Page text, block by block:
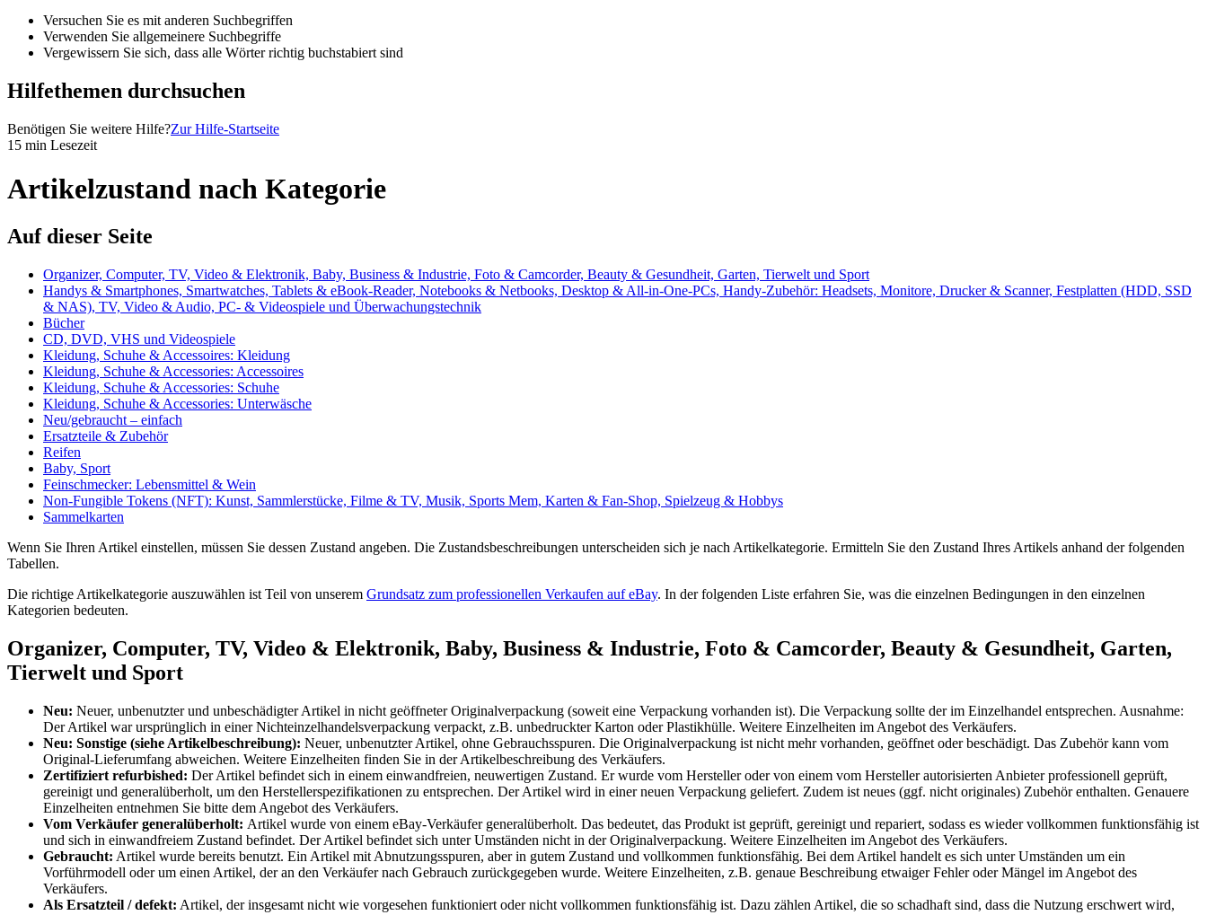
Versuchen Sie es mit anderen Suchbegriffen
Verwenden Sie allgemeinere Suchbegriffe
Vergewissern Sie sich, dass alle Wörter richtig buchstabiert sind
Hilfethemen durchsuchen
Benötigen Sie weitere Hilfe?Zur Hilfe-Startseite
15 min Lesezeit
Artikelzustand nach Kategorie
Auf dieser Seite
Organizer, Computer, TV, Video & Elektronik, Baby, Business & Industrie, Foto & Camcorder, Beauty & Gesundheit, Garten, Tierwelt und Sport
Handys & Smartphones, Smartwatches, Tablets & eBook-Reader, Notebooks & Netbooks, Desktop & All-in-One-PCs, Handy-Zubehör: Headsets, Monitore, Drucker & Scanner, Festplatten (HDD, SSD
& NAS), TV, Video & Audio, PC- & Videospiele und Überwachungstechnik
Bücher
CD, DVD, VHS und Videospiele
Kleidung, Schuhe & Accessoires: Kleidung
Kleidung, Schuhe & Accessories: Accessoires
Kleidung, Schuhe & Accessories: Schuhe
Kleidung, Schuhe & Accessories: Unterwäsche
Neu/gebraucht – einfach
Ersatzteile & Zubehör
Reifen
Baby, Sport
Feinschmecker: Lebensmittel & Wein
Non-Fungible Tokens (NFT): Kunst, Sammlerstücke, Filme & TV, Musik, Sports Mem, Karten & Fan-Shop, Spielzeug & Hobbys
Sammelkarten
Wenn Sie Ihren Artikel einstellen, müssen Sie dessen Zustand angeben. Die Zustandsbeschreibungen unterscheiden sich je nach Artikelkategorie. Ermitteln Sie den Zustand Ihres Artikels anhand der folgenden
Tabellen.
Die richtige Artikelkategorie auszuwählen ist Teil von unserem Grundsatz zum professionellen Verkaufen auf eBay. In der folgenden Liste erfahren Sie, was die einzelnen Bedingungen in den einzelnen
Kategorien bedeuten.
Organizer, Computer, TV, Video & Elektronik, Baby, Business & Industrie, Foto & Camcorder, Beauty & Gesundheit, Garten,
Tierwelt und Sport
Neu: Neuer, unbenutzter und unbeschädigter Artikel in nicht geöffneter Originalverpackung (soweit eine Verpackung vorhanden ist). Die Verpackung sollte der im Einzelhandel entsprechen. Ausnahme:
Der Artikel war ursprünglich in einer Nichteinzelhandelsverpackung verpackt, z.B. unbedruckter Karton oder Plastikhülle. Weitere Einzelheiten im Angebot des Verkäufers.
Neu: Sonstige (siehe Artikelbeschreibung): Neuer, unbenutzter Artikel, ohne Gebrauchsspuren. Die Originalverpackung ist nicht mehr vorhanden, geöffnet oder beschädigt. Das Zubehör kann vom
Original-Lieferumfang abweichen. Weitere Einzelheiten finden Sie in der Artikelbeschreibung des Verkäufers.
Zertifiziert refurbished: Der Artikel befindet sich in einem einwandfreien, neuwertigen Zustand. Er wurde vom Hersteller oder von einem vom Hersteller autorisierten Anbieter professionell geprüft,
gereinigt und generalüberholt, um den Herstellerspezifikationen zu entsprechen. Der Artikel wird in einer neuen Verpackung geliefert. Zudem ist neues (ggf. nicht originales) Zubehör enthalten. Genauere
Einzelheiten entnehmen Sie bitte dem Angebot des Verkäufers.
Vom Verkäufer generalüberholt: Artikel wurde von einem eBay-Verkäufer generalüberholt. Das bedeutet, das Produkt ist geprüft, gereinigt und repariert, sodass es wieder vollkommen funktionsfähig ist
und sich in einwandfreiem Zustand befindet. Der Artikel befindet sich unter Umständen nicht in der Originalverpackung. Weitere Einzelheiten im Angebot des Verkäufers.
Gebraucht: Artikel wurde bereits benutzt. Ein Artikel mit Abnutzungsspuren, aber in gutem Zustand und vollkommen funktionsfähig. Bei dem Artikel handelt es sich unter Umständen um ein
Vorführmodell oder um einen Artikel, der an den Verkäufer nach Gebrauch zurückgegeben wurde. Weitere Einzelheiten, z.B. genaue Beschreibung etwaiger Fehler oder Mängel im Angebot des
Verkäufers.
Als Ersatzteil / defekt: Artikel, der insgesamt nicht wie vorgesehen funktioniert oder nicht vollkommen funktionsfähig ist. Dazu zählen Artikel, die so schadhaft sind, dass die Nutzung erschwert wird,